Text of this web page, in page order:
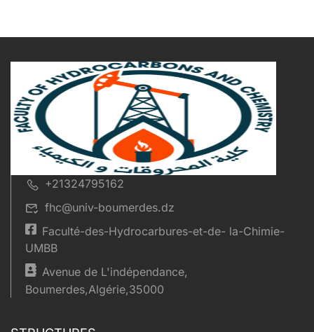
+21324795162
fhc@univ-boumerdes.dz
Faculté-des-Hydrocarbures-et-de- la-Chimie-
UMBB
Avenue de L'indépendance,
Boumerdes,Algérie,35000